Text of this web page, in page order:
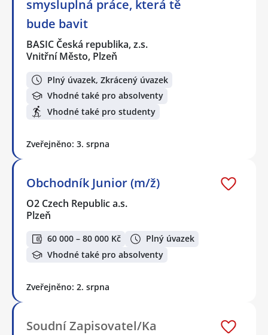
smysluplná práce, která tě
bude bavit
BASIC Česká republika, z.s.
Vnitřní Město, Plzeň
Plný úvazek, Zkrácený úvazek
Vhodné také pro absolventy
Vhodné také pro studenty
Zveřejněno: 3. srpna
Obchodník Junior (m/ž)
O2 Czech Republic a.s.
Plzeň
60 000 – 80 000 Kč
Plný úvazek
Vhodné také pro absolventy
Zveřejněno: 2. srpna
Soudní Zapisovatel/Ka